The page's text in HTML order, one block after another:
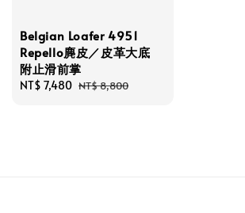
Belgian Loafer 4951
Repello麂皮／皮革大底
附止滑前掌
Sale
NT$ 7,480 Regular
NT$ 8,800